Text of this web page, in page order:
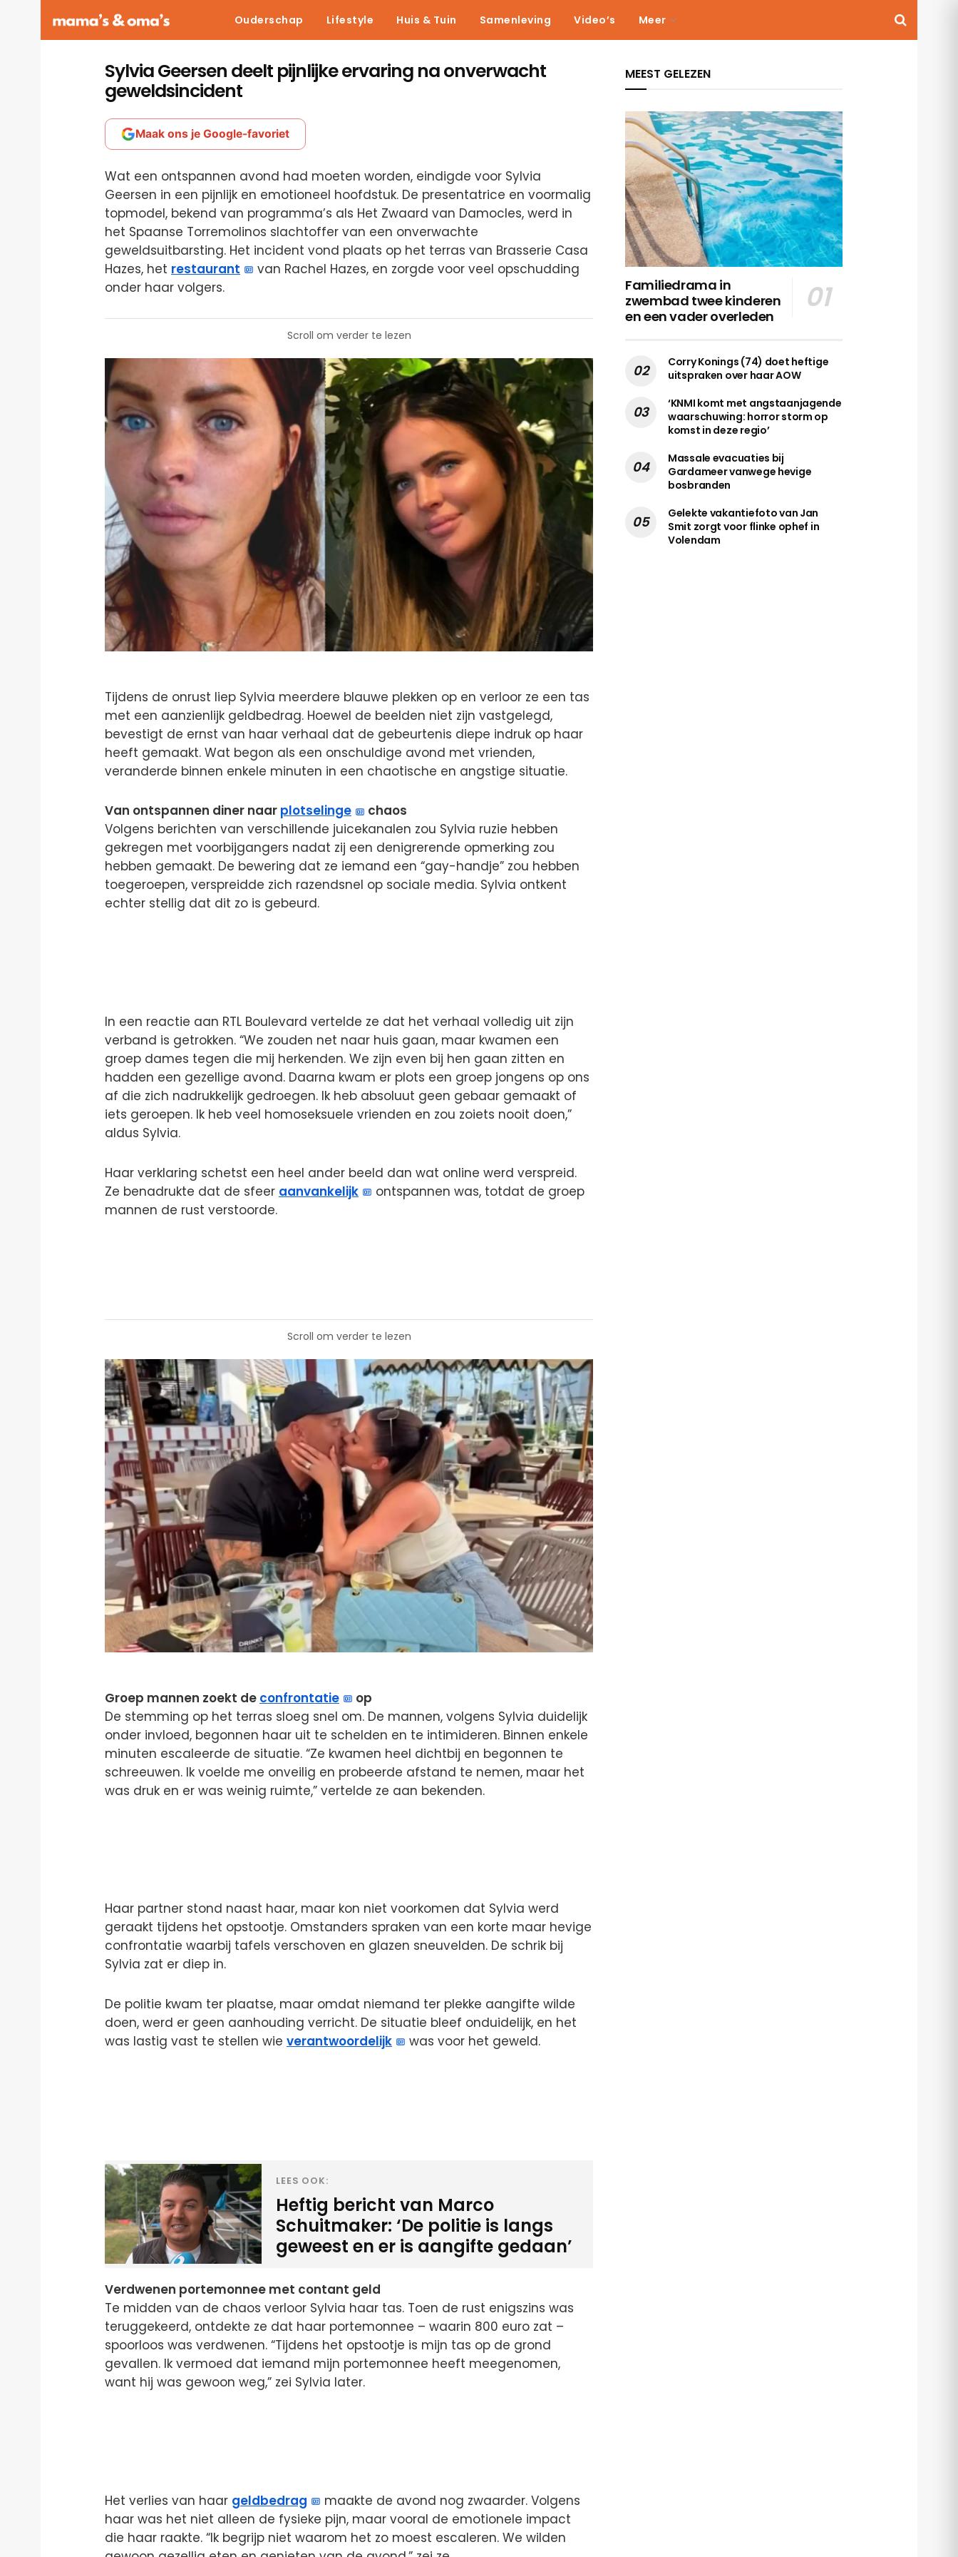
Ouderschap Lifestyle Huis & Tuin Samenleving Video’s Meer
Sylvia Geersen deelt pijnlijke ervaring na onverwacht
geweldsincident
Maak ons je Google-favoriet
Wat een ontspannen avond had moeten worden, eindigde voor Sylvia
Geersen in een pijnlijk en emotioneel hoofdstuk. De presentatrice en voormalig
topmodel, bekend van programma’s als Het Zwaard van Damocles, werd in
het Spaanse Torremolinos slachtoffer van een onverwachte
geweldsuitbarsting. Het incident vond plaats op het terras van Brasserie Casa
Hazes, het restaurant
van Rachel Hazes, en zorgde voor veel opschudding
onder haar volgers.
Scroll om verder te lezen
Tijdens de onrust liep Sylvia meerdere blauwe plekken op en verloor ze een tas
met een aanzienlijk geldbedrag. Hoewel de beelden niet zijn vastgelegd,
bevestigt de ernst van haar verhaal dat de gebeurtenis diepe indruk op haar
heeft gemaakt. Wat begon als een onschuldige avond met vrienden,
veranderde binnen enkele minuten in een chaotische en angstige situatie.
Van ontspannen diner naar plotselinge
chaos
Volgens berichten van verschillende juicekanalen zou Sylvia ruzie hebben
gekregen met voorbijgangers nadat zij een denigrerende opmerking zou
hebben gemaakt. De bewering dat ze iemand een “gay-handje” zou hebben
toegeroepen, verspreidde zich razendsnel op sociale media. Sylvia ontkent
echter stellig dat dit zo is gebeurd.
In een reactie aan RTL Boulevard vertelde ze dat het verhaal volledig uit zijn
verband is getrokken. “We zouden net naar huis gaan, maar kwamen een
groep dames tegen die mij herkenden. We zijn even bij hen gaan zitten en
hadden een gezellige avond. Daarna kwam er plots een groep jongens op ons
af die zich nadrukkelijk gedroegen. Ik heb absoluut geen gebaar gemaakt of
iets geroepen. Ik heb veel homoseksuele vrienden en zou zoiets nooit doen,”
aldus Sylvia.
Haar verklaring schetst een heel ander beeld dan wat online werd verspreid.
Ze benadrukte dat de sfeer aanvankelijk
ontspannen was, totdat de groep
mannen de rust verstoorde.
Scroll om verder te lezen
Groep mannen zoekt de confrontatie
op
De stemming op het terras sloeg snel om. De mannen, volgens Sylvia duidelijk
onder invloed, begonnen haar uit te schelden en te intimideren. Binnen enkele
minuten escaleerde de situatie. “Ze kwamen heel dichtbij en begonnen te
schreeuwen. Ik voelde me onveilig en probeerde afstand te nemen, maar het
was druk en er was weinig ruimte,” vertelde ze aan bekenden.
Haar partner stond naast haar, maar kon niet voorkomen dat Sylvia werd
geraakt tijdens het opstootje. Omstanders spraken van een korte maar hevige
confrontatie waarbij tafels verschoven en glazen sneuvelden. De schrik bij
Sylvia zat er diep in.
De politie kwam ter plaatse, maar omdat niemand ter plekke aangifte wilde
doen, werd er geen aanhouding verricht. De situatie bleef onduidelijk, en het
was lastig vast te stellen wie verantwoordelijk was voor het geweld.
LEES OOK:
Heftig bericht van Marco
Schuitmaker: ‘De politie is langs
geweest en er is aangifte gedaan’
Verdwenen portemonnee met contant geld
Te midden van de chaos verloor Sylvia haar tas. Toen de rust enigszins was
teruggekeerd, ontdekte ze dat haar portemonnee – waarin 800 euro zat –
spoorloos was verdwenen. “Tijdens het opstootje is mijn tas op de grond
gevallen. Ik vermoed dat iemand mijn portemonnee heeft meegenomen,
want hij was gewoon weg,” zei Sylvia later.
Het verlies van haar geldbedrag
maakte de avond nog zwaarder. Volgens
haar was het niet alleen de fysieke pijn, maar vooral de emotionele impact
die haar raakte. “Ik begrijp niet waarom het zo moest escaleren. We wilden
MEEST GELEZEN
Familiedrama in
zwembad twee kinderen
en een vader overleden
Corry Konings (74) doet heftige
uitspraken over haar AOW
‘KNMI komt met angstaanjagende
waarschuwing: horror storm op
komst in deze regio’
Massale evacuaties bij
Gardameer vanwege hevige
bosbranden
Gelekte vakantiefoto van Jan
Smit zorgt voor flinke ophef in
Volendam